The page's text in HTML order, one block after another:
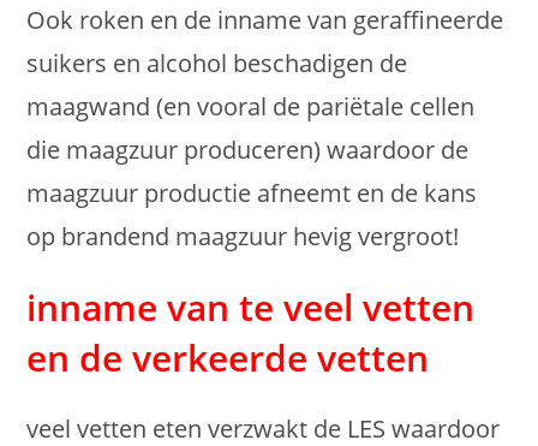
Ook roken en de inname van geraffineerde
suikers en alcohol beschadigen de
maagwand (en vooral de pariëtale cellen
die maagzuur produceren) waardoor de
maagzuur productie afneemt en de kans
op brandend maagzuur hevig vergroot!
inname van te veel vetten
en de verkeerde vetten
veel vetten eten verzwakt de LES waardoor